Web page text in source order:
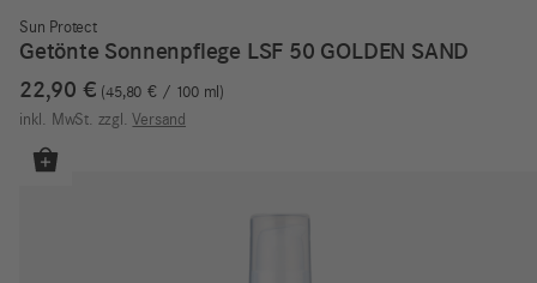
Sun Protect
Getönte Sonnenpflege LSF 50 GOLDEN SAND
22,90 € 45,80€/ 100 ml
inkl. MwSt. zzgl. Versand